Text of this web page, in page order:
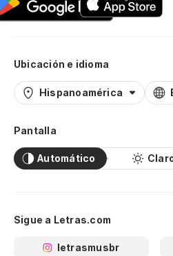
Ubicación e idioma
Hispanoamérica
Pantalla
Automático
Sigue a Letras.com
letrasmusbr